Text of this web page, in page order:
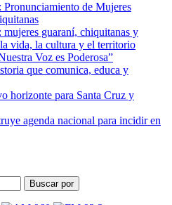
de Mujeres
guaraní, chiquitanas y
vida, la cultura y el territorio
Voz es Poderosa”
que comunica, educa y
horizonte para Santa Cruz y
agenda nacional para incidir en
Buscar por